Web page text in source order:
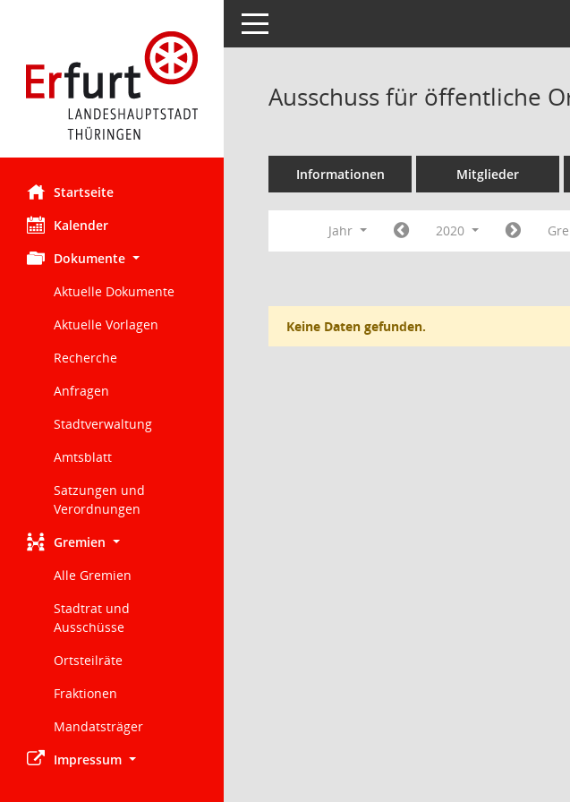
Startseite
Kalender
Dokumente
Aktuelle Dokumente
Aktuelle Vorlagen
Recherche
Anfragen
Stadtverwaltung
Amtsblatt
Satzungen und
Verordnungen
Gremien
Alle Gremien
Stadtrat und
Ausschüsse
Ortsteilräte
Fraktionen
Mandatsträger
Impressum
Toggle navigation
Ausschuss für öffentliche
Informationen Mitglieder
Jahr 2020
Keine Daten gefunden.